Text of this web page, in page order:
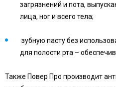
загрязнений и пота,
лица, ног и всего тела;
зубную пасту без
для полости рта –
Также Повер Про производит